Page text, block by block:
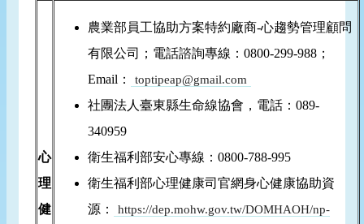
心
理
健
農業部員工協助方案特約廠商-心趨勢管理顧問
有限公司；電話諮詢專線：0800-299-988；
Email：
toptipeap@gmail.com
社團法人臺東縣生命線協會，電話：089-
340959
衛生福利部安心專線：0800-788-995
衛生福利部心理健康司官網身心健康協助資
源：
https://dep.mohw.gov.tw/DOMHAOH/np-